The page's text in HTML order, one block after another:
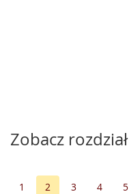
Zobacz rozdział
1 2 3 4 5